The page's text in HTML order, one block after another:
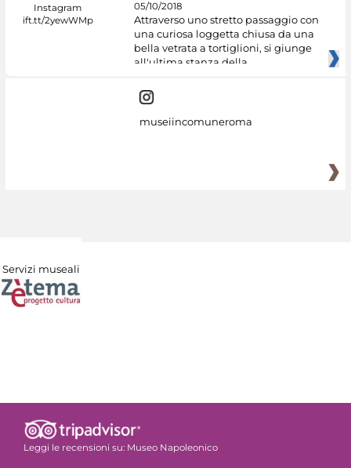
05/10/2018
Attraverso uno stretto passaggio con
una curiosa loggetta chiusa da una
bella vetrata a tortiglioni, si giunge
all'ultima stanza della
museiincomuneroma
Servizi museali
Leggi le recensioni su: Museo Napoleonico